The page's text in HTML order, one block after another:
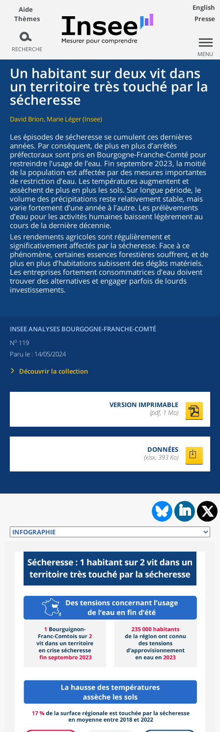
Aide
Thèmes
RECHERCHE
English
Presse
MENU
Un habitant sur deux vit dans
un territoire très touché par la
sécheresse
David Brion, Marie Léger (Insee)
Les épisodes de sécheresse se cumulent ces dernières
années. Par conséquent, de plus en plus d’arrêtés
préfectoraux sont pris en Bourgogne-Franche-Comté pour
restreindre l’usage de l’eau. Fin septembre 2023, la moitié
de la population est affectée par des mesures importantes
de restriction d’eau. Les températures augmentent et
assèchent de plus en plus les sols. Sur longue période, le
volume des précipitations reste relativement stable, mais
varie fortement d’une année à l’autre. Les prélèvements
d’eau pour les activités humaines baissent légèrement au
cours de la dernière décennie.
Les rendements agricoles sont régulièrement et
significativement affectés par la sécheresse. Face à ce
phénomène, certaines essences forestières souffrent, et de
plus en plus d’habitations subissent des dégâts matériels.
Les entreprises fortement consommatrices d’eau doivent
trouver des alternatives et engager parfois de lourds
investissements.
INSEE ANALYSES BOURGOGNE-FRANCHE-COMTÉ
No 119
Paru le : 14/05/2024
Découvrir la collection
VERSION IMPRIMABLE
(pdf, 1 Mo)
DONNÉES
(xlsx, 393 Ko)